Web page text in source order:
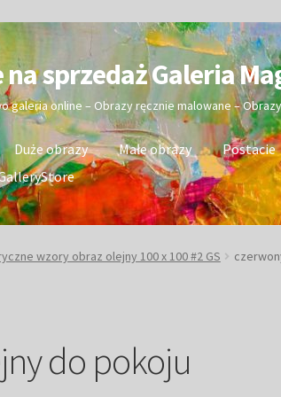
sprzedaż Galeria
galeria online – Obrazy ręcznie malowane –
Duże obrazy Małe obrazy Postacie
wzory obraz olejny 100 x 100 #2 GS
do pokoju